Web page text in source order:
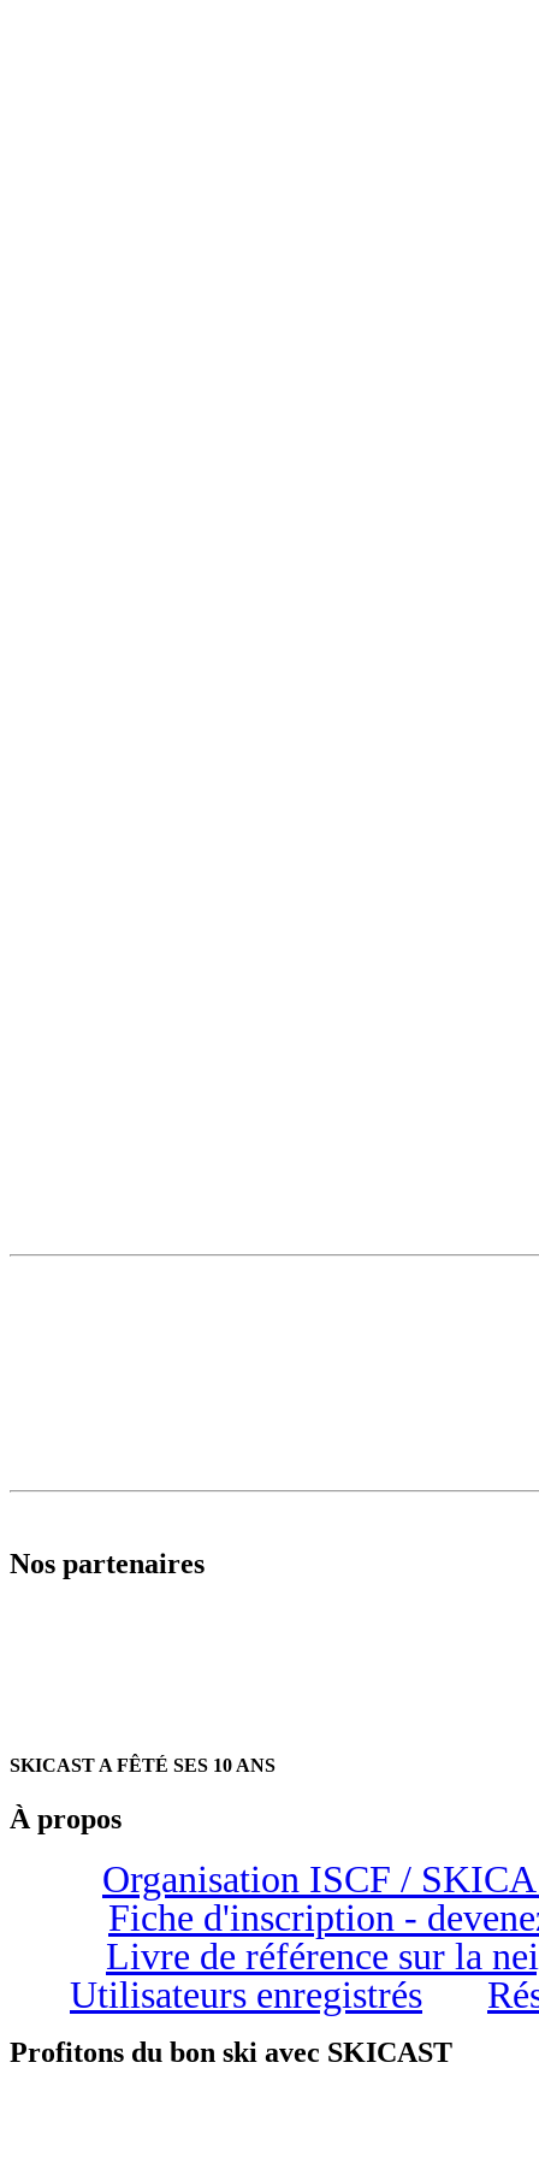
Nos partenaires
SKICAST A FÊTÉ SES 10 ANS
À propos
Organisation ISCF /
Fiche d'inscription -
Livre de référence sur la
Utilisateurs enregistrés
Profitons du bon ski avec SKICAST